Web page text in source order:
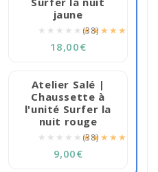
jaune
★★★★★ ★★★★★
(38)
18,00€
Atelier Salé |
Chaussette à
l'unité Surfer la
nuit rouge
★★★★★ ★★★★★
(38)
9,00€